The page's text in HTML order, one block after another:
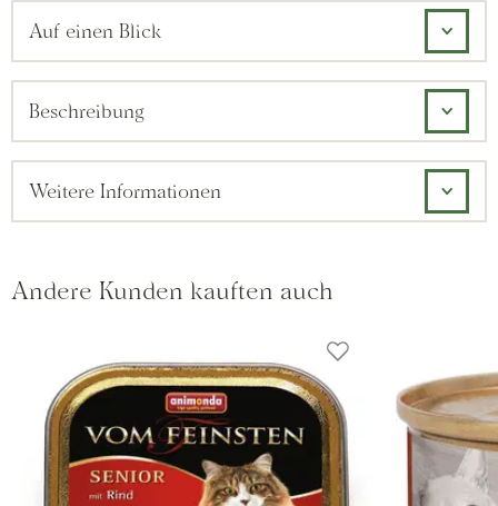
Auf einen Blick
Beschreibung
Weitere Informationen
Andere Kunden kauften auch